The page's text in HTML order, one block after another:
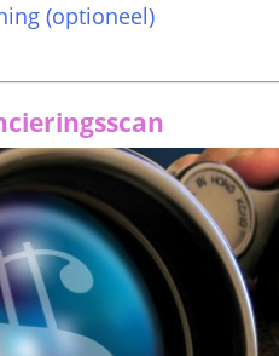
(optioneel)